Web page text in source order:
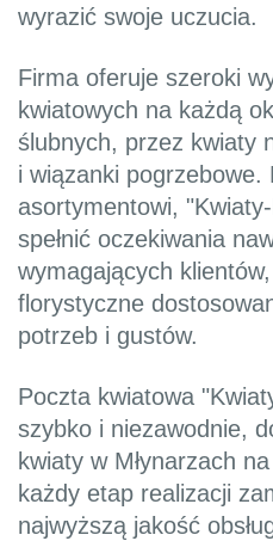
wyrazić swoje uczucia.
Firma oferuje szeroki
kwiatowych na każdą
ślubnych, przez kwiaty
i wiązanki pogrzebowe.
asortymentowi,
spełnić oczekiwania
wymagających
florystyczne
potrzeb i gustów.
Poczta kwiatowa
szybko i niezawodnie,
kwiaty w Młynarzach
każdy etap realizacji
najwyższą jakość